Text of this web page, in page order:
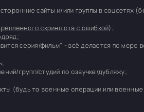
сайты и/или группы в соцсетях
скриншота с ошибкой);
серия/фильм" - всё делается по мере
групп/студий по озвучке/дубляжу;
(будь то военные операции или